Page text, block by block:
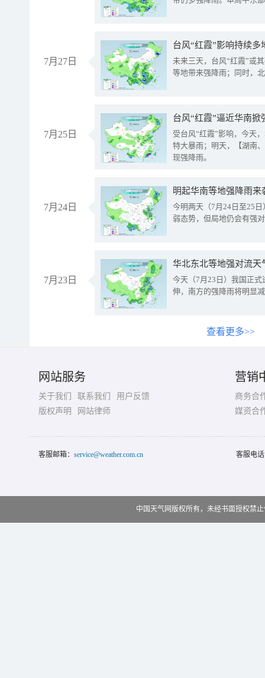
7月27日
台风“红霞”影响持续
未来三天，台风“红霞”或
等地带来强降雨；同时，
7月25日
台风“红霞”逼近华南
受台风“红霞”影响，今天
特大暴雨；明天，【湖南
现强降雨。
7月24日
明起华南等地强降雨
今明两天（7月24日至25
弱态势，但局地仍会有强
7月23日
华北东北等地强对流天
今天（7月23日）我国正
伸，南方的强降雨将明显
查看更多>>
网站服务
关于我们 联系我们
用户反馈
版权声明
网站律师
营销
商务合
媒资合
客服邮箱： service@weather.com.cn 客服电
中国天气网版权所有，未经书面授权